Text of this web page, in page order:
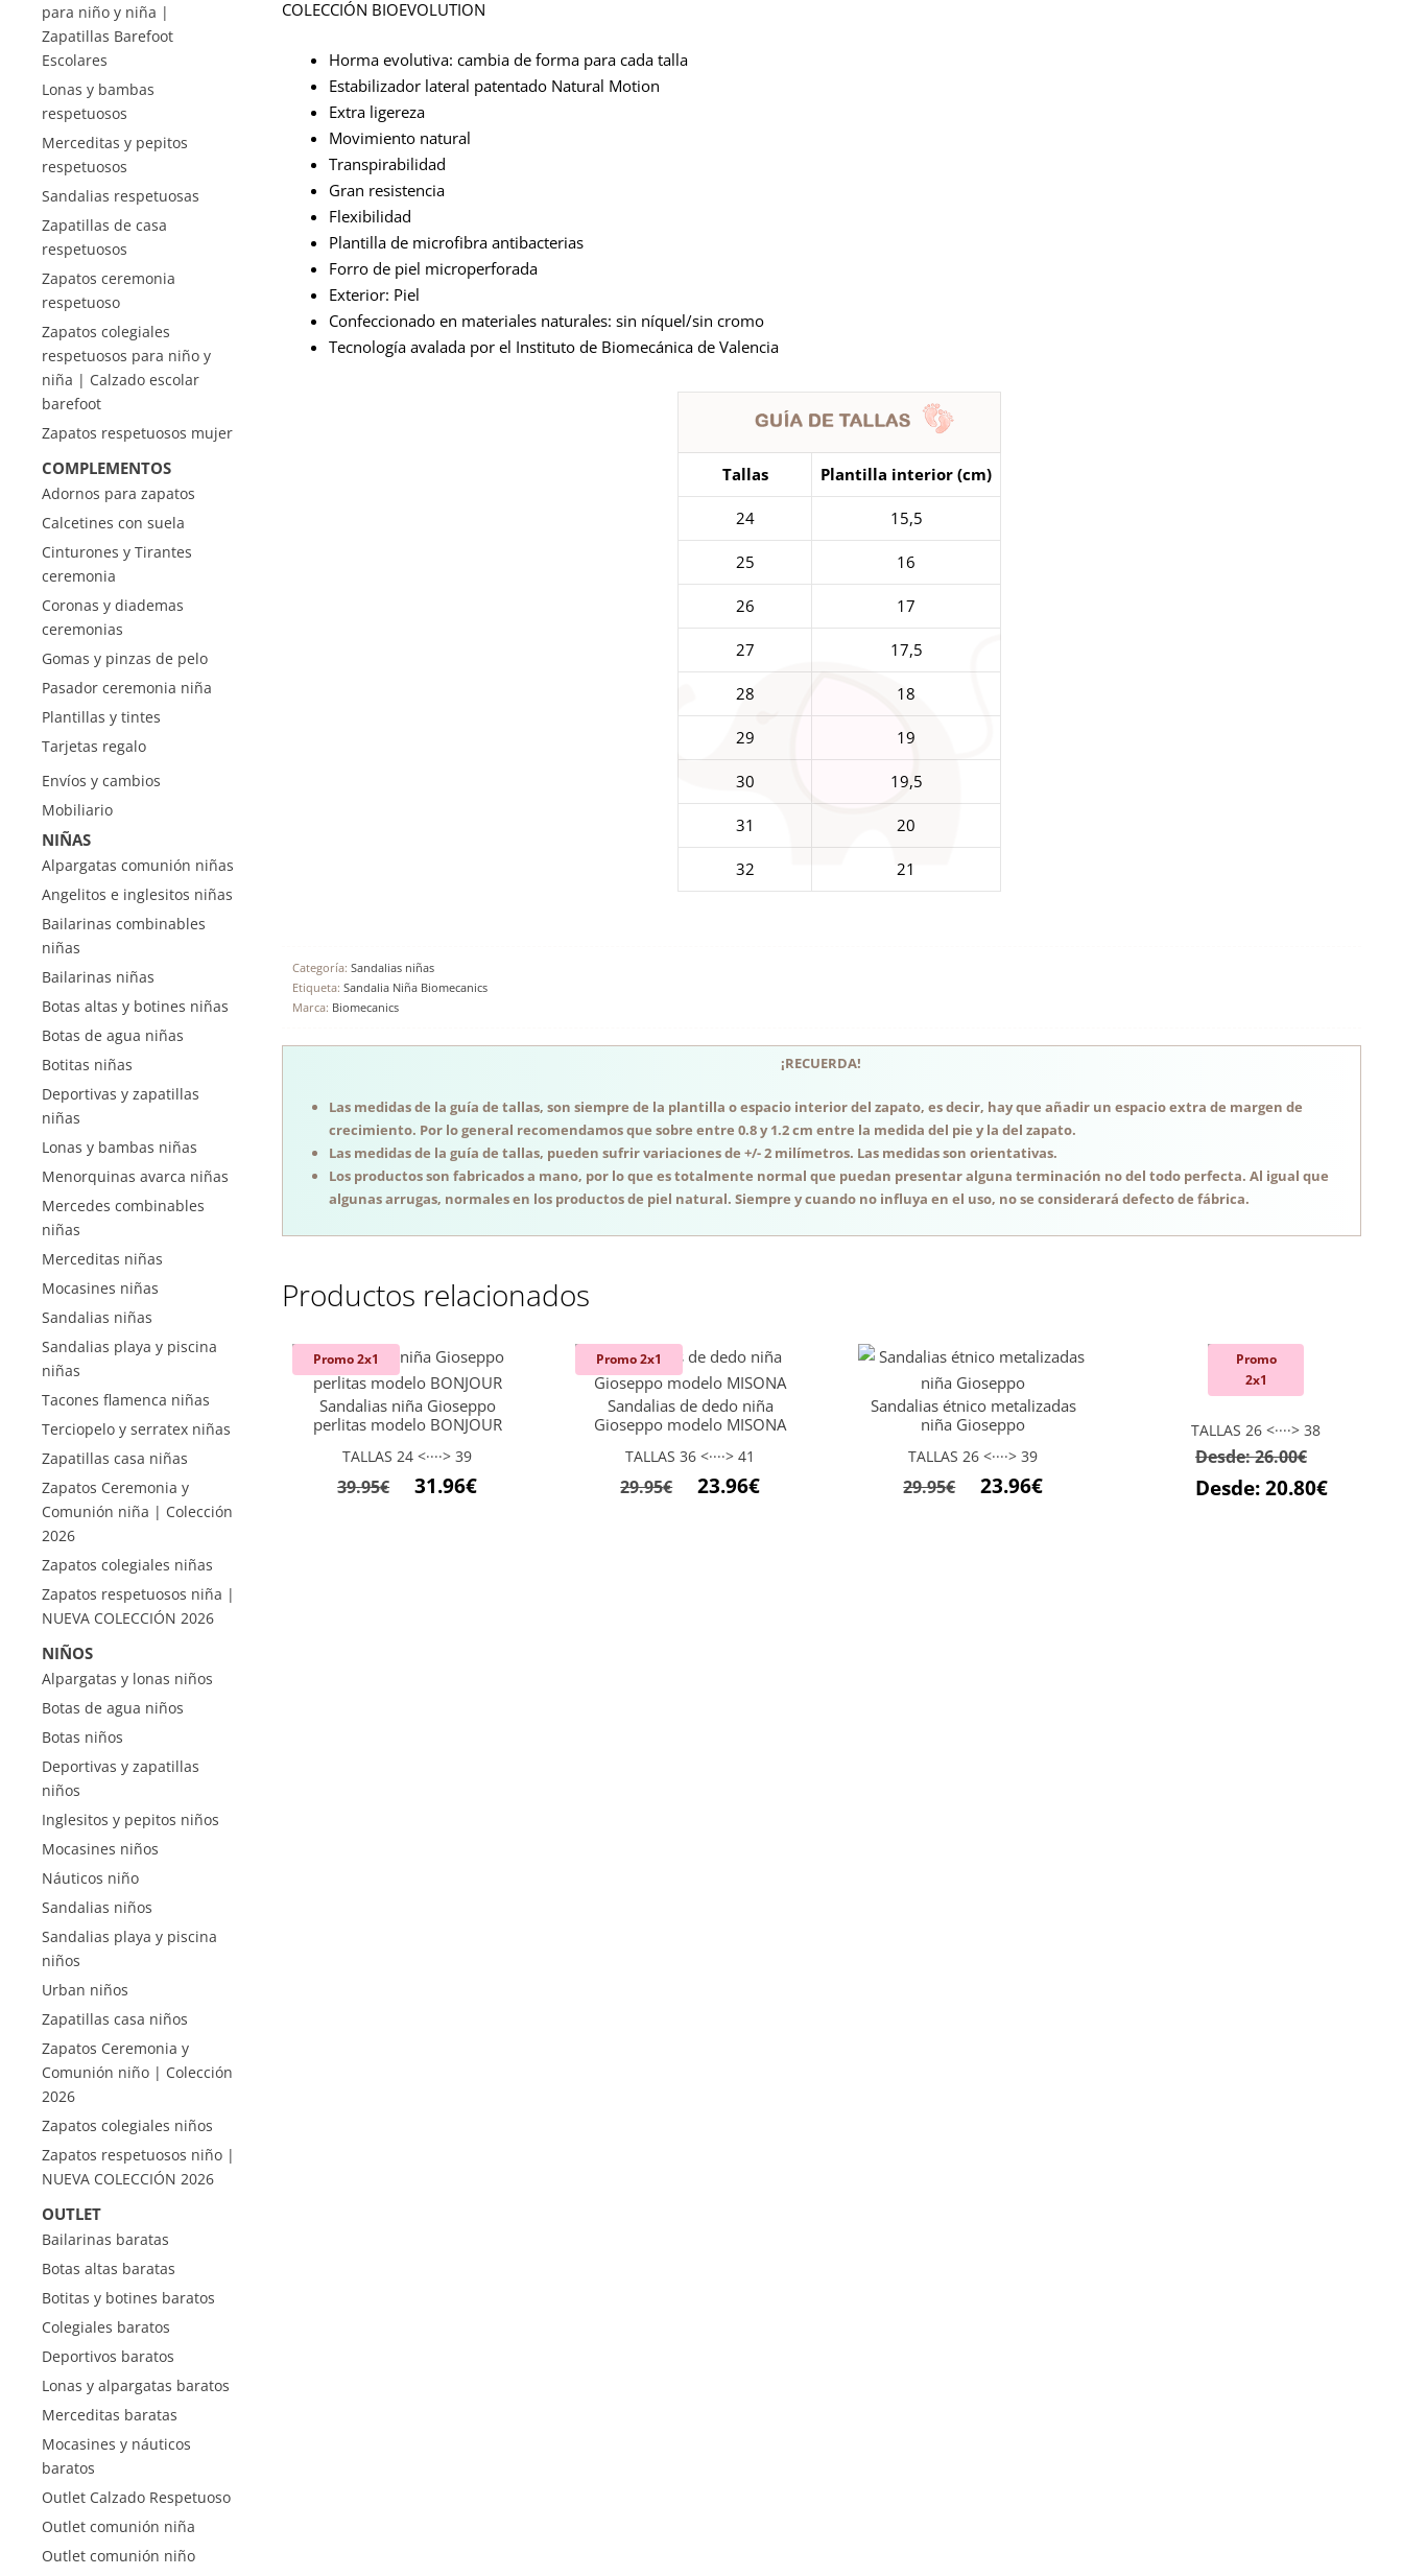
COLECCIÓN BIOEVOLUTION
Horma evolutiva: cambia de forma para cada talla
Estabilizador lateral patentado Natural Motion
Extra ligereza
Movimiento natural
Transpirabilidad
Gran resistencia
Flexibilidad
Plantilla de microfibra antibacterias
Forro de piel microperforada
Exterior: Piel
Confeccionado en materiales naturales: sin níquel/sin cromo
Tecnología avalada por el Instituto de Biomecánica de Valencia
Tallas Plantilla interior (cm)
24 15,5
25 16
26 17
27 17,5
28 18
29 19
30 19,5
31 20
32 21
Categoría: Sandalias niñas
Etiqueta: Sandalia Niña Biomecanics
Marca: Biomecanics
¡RECUERDA!
Las medidas de la guía de tallas, son siempre de la plantilla o espacio interior del zapato, es decir, hay que añadir un espacio extra de margen de
crecimiento. Por lo general recomendamos que sobre entre 0.8 y 1.2 cm entre la medida del pie y la del zapato.
Las medidas de la guía de tallas, pueden sufrir variaciones de +/- 2 milímetros. Las medidas son orientativas.
Los productos son fabricados a mano, por lo que es totalmente normal que puedan presentar alguna terminación no del todo perfecta. Al igual que
algunas arrugas, normales en los productos de piel natural. Siempre y cuando no influya en el uso, no se considerará defecto de fábrica.
Productos relacionados
Promo 2x1
Sandalias niña Gioseppo
perlitas modelo BONJOUR
TALLAS 24 <····> 39
39.95€
El31.96€El
Promo 2x1
Sandalias de dedo niña
Gioseppo modelo MISONA
TALLAS 36 <····> 41
29.95€
El23.96€El
Sandalias étnico metalizadas
niña Gioseppo
TALLAS 26 <····> 39
29.95€
El23.96€El
Promo
2x1
Zueco niña
TALLAS 26 <····> 38
Desde:26.00€
Desde:20.80€
para niño y niña |
Zapatillas Barefoot
Escolares
Lonas y bambas
respetuosos
Merceditas y pepitos
respetuosos
Sandalias respetuosas
Zapatillas de casa
respetuosos
Zapatos ceremonia
respetuoso
Zapatos colegiales
respetuosos para niño y
niña | Calzado escolar
barefoot
Zapatos respetuosos mujer
COMPLEMENTOS
Adornos para zapatos
Calcetines con suela
Cinturones y Tirantes
ceremonia
Coronas y diademas
ceremonias
Gomas y pinzas de pelo
Pasador ceremonia niña
Plantillas y tintes
Tarjetas regalo
Envíos y cambios
Mobiliario
NIÑAS
Alpargatas comunión niñas
Angelitos e inglesitos niñas
Bailarinas combinables
niñas
Bailarinas niñas
Botas altas y botines niñas
Botas de agua niñas
Botitas niñas
Deportivas y zapatillas
niñas
Lonas y bambas niñas
Menorquinas avarca niñas
Mercedes combinables
niñas
Merceditas niñas
Mocasines niñas
Sandalias niñas
Sandalias playa y piscina
niñas
Tacones flamenca niñas
Terciopelo y serratex niñas
Zapatillas casa niñas
Zapatos Ceremonia y
Comunión niña | Colección
2026
Zapatos colegiales niñas
Zapatos respetuosos niña |
NUEVA COLECCIÓN 2026
NIÑOS
Alpargatas y lonas niños
Botas de agua niños
Botas niños
Deportivas y zapatillas
niños
Inglesitos y pepitos niños
Mocasines niños
Náuticos niño
Sandalias niños
Sandalias playa y piscina
niños
Urban niños
Zapatillas casa niños
Zapatos Ceremonia y
Comunión niño | Colección
2026
Zapatos colegiales niños
Zapatos respetuosos niño |
NUEVA COLECCIÓN 2026
OUTLET
Bailarinas baratas
Botas altas baratas
Botitas y botines baratos
Colegiales baratos
Deportivos baratos
Lonas y alpargatas baratos
Merceditas baratas
Mocasines y náuticos
baratos
Outlet Calzado Respetuoso
Outlet comunión niña
Outlet comunión niño